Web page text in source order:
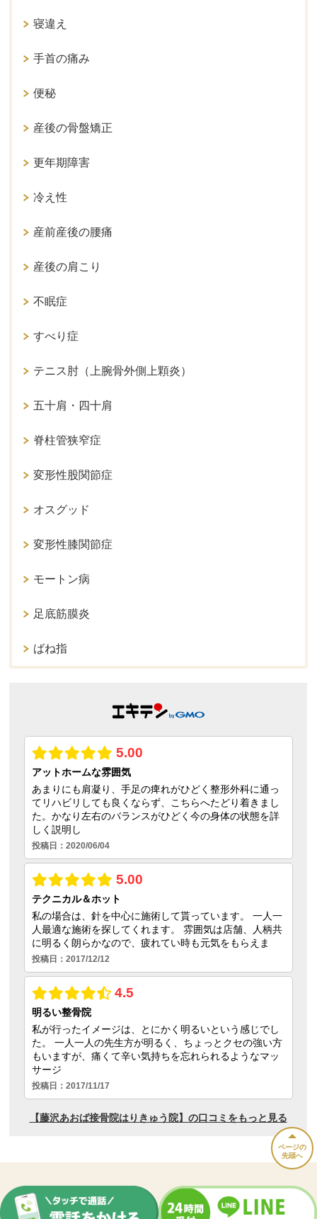
寝違え
手首の痛み
便秘
産後の骨盤矯正
更年期障害
冷え性
産前産後の腰痛
産後の肩こり
不眠症
すべり症
テニス肘（上腕骨外側上顆炎）
五十肩・四十肩
脊柱管狭窄症
変形性股関節症
オスグッド
変形性膝関節症
モートン病
足底筋膜炎
ばね指
ページの
先頭へ